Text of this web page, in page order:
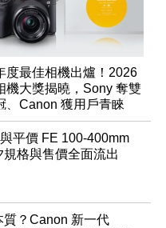
度最佳相機出爐！2026
機大獎揭曉，Sony 奪雙
、Canon 獲用戶青睞
平價 FE 100-400mm
規格與售價全面流出
質？Canon 新一代